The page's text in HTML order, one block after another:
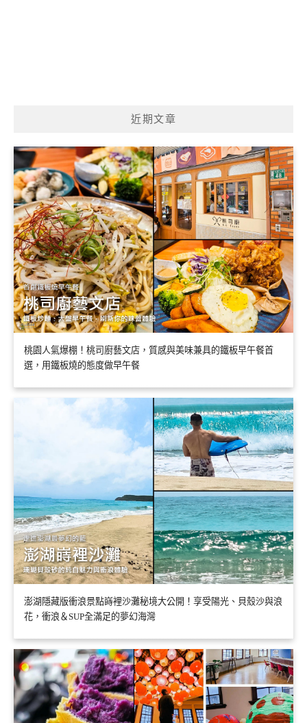
近期文章
桃園人氣爆棚！桃司廚藝文店，質感與美味兼具的鐵板早午餐首
選，用鐵板燒的態度做早午餐
澎湖隱藏版衝浪景點嵵裡沙灘秘境大公開！享受陽光、貝殼沙與浪
花，衝浪＆SUP全滿足的夢幻海灣